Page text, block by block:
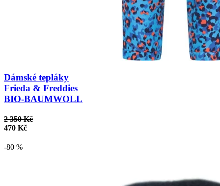
Dámské tepláky
Frieda & Freddies
BIO-BAUMWOLL
2 350 Kč
470 Kč
-80 %